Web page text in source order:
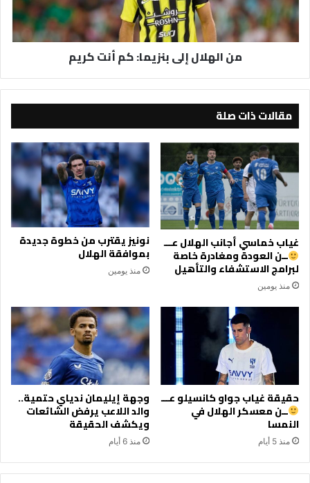
كريم
من الهلال إلى بنزيما: كم أنت كريم
مقالات ذات صلة
غياب خماسي أجانب الهلال عـــ
ــن العودة ومغادرة خاصة
لبرامج الاستشفاء والتأهيل
منذ يومين
نونيز يقترب من خطوة جديدة
بموافقة الهلال
منذ يومين
حقيقة غياب جواو كانسيلو عـــ
ــن معسكر الهلال في
النمسا
منذ 5 أيام
وجهة إيليمان ندياي حتمية..
والد اللاعب يرفض الشائعات
ويكشف الحقيقة
منذ 6 أيام